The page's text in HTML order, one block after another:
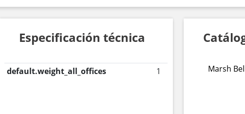
Especificación técnica
default.weight_all_offices 1 Marsh